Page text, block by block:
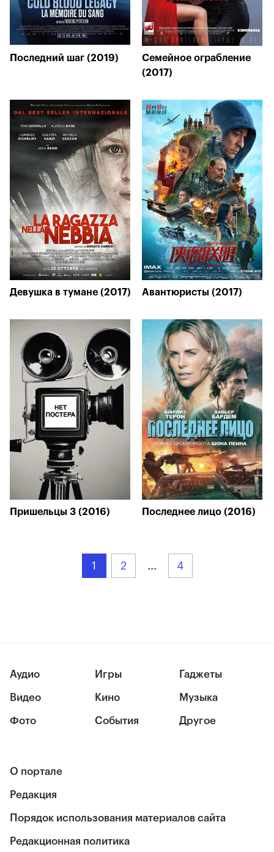
Последний шаг (2019)
Семейное ограбление
(2017)
Девушка в тумане (2017) Авантюристы (2017)
Пришельцы 3 (2016) Последнее лицо (2016)
1 2 ... 4
Аудио
Видео
Фото
Игры
Кино
События
Гаджеты
Музыка
Другое
О портале
Редакция
Порядок использования материалов сайта
Редакционная политика